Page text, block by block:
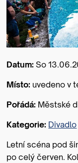
Datum: So
Místo: uvedeno v
Pořádá: Městské
Kategorie: Divadlo
Letní scéna pod
po celý červen.